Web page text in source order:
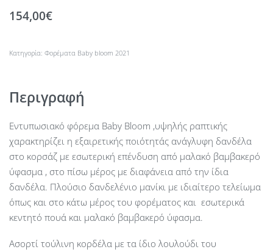
154,00€
Κατηγορία: Φορέματα Baby bloom 2021
Περιγραφή
Εντυπωσιακό φόρεμα Baby Bloom ,υψηλής ραπτικής
χαρακτηρίζει η εξαιρετικής ποιότητάς ανάγλυφη δανδέλα
στο κορσάζ με εσωτερική επένδυση από μαλακό βαμβακερό
ύφασμα , στο πίσω μέρος με διαφάνεια από την ίδια
δανδέλα. Πλούσιο δανδελένιο μανίκι με ιδιαίτερο τελείωμα
όπως και στο κάτω μέρος του φορέματος και εσωτερικά
κεντητό πουά και μαλακό βαμβακερό ύφασμα.
Ασορτί τούλινη κορδέλα με τα ίδιο λουλούδι του